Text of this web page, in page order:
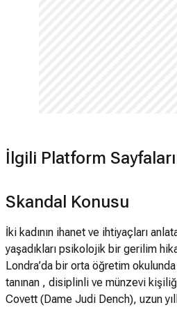
İlgili Platform
Skandal Konusu
İki kadının ihanet ve ihtiyaçları
yaşadıkları psikolojik bir gerilim
Londra’da bir orta öğretim
tanınan , disiplinli ve münzevi
Covett (Dame Judi Dench), uzun